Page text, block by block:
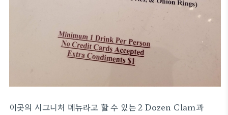
이곳의 시그니처 메뉴라고 할 수 있는 2 Dozen Clam과